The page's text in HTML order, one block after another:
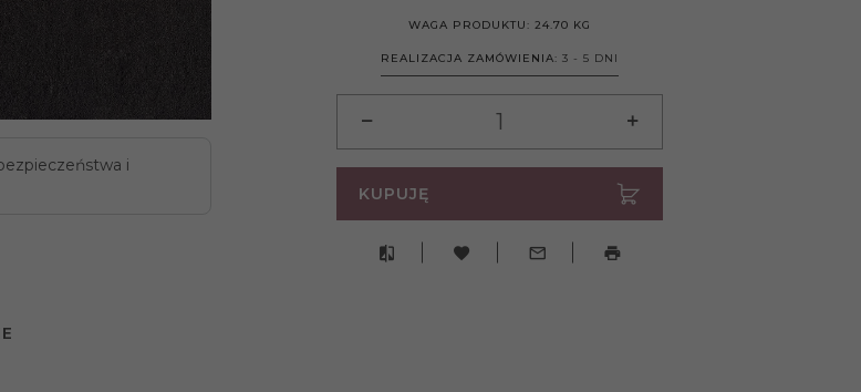
i
WAGA PRODUKTU:24.70 KG
REALIZACJA ZAMÓWIENIA:3 - 5 DNI
KUPUJĘ